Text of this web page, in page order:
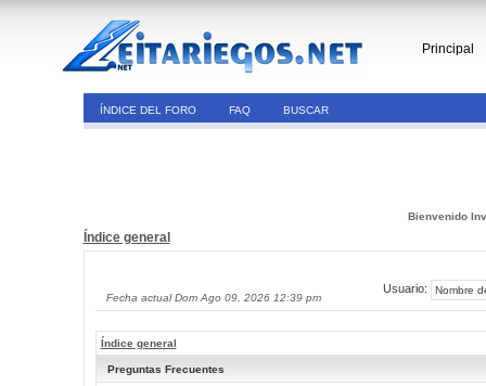
Principal
ÍNDICE DEL FORO FAQ BUSCAR
Bienvenido
Índice general
Fecha actual Dom Ago 09, 2026 12:39 pm
Usuario:
Índice general
Preguntas Frecuentes